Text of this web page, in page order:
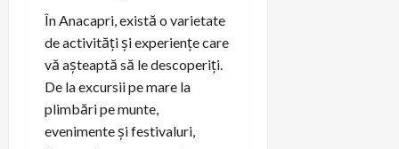
În Anacapri, există o varietate
de activități și experiențe care
vă așteaptă să le descoperiți.
De la excursii pe mare la
plimbări pe munte,
evenimente și festivaluri,